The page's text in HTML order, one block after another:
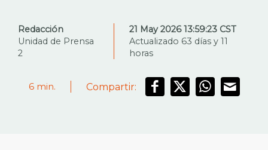
Redacción
Unidad de Prensa
2
21 May 2026 13:59:23 CST
Actualizado 63 días y 11
horas
6 min. Compartir: